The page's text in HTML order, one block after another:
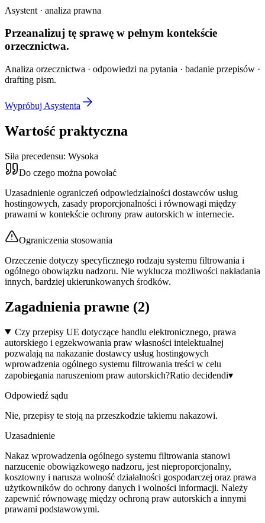
Asystent · analiza prawna
Przeanalizuj tę sprawę w pełnym kontekście
orzecznictwa.
Analiza orzecznictwa · odpowiedzi na pytania · badanie przepisów ·
drafting pism.
Wypróbuj Asystenta
Wartość praktyczna
Siła precedensu: Wysoka
Do czego można powołać
Uzasadnienie ograniczeń odpowiedzialności dostawców usług
hostingowych, zasady proporcjonalności i równowagi między
prawami w kontekście ochrony praw autorskich w internecie.
Ograniczenia stosowania
Orzeczenie dotyczy specyficznego rodzaju systemu filtrowania i
ogólnego obowiązku nadzoru. Nie wyklucza możliwości nakładania
innych, bardziej ukierunkowanych środków.
Zagadnienia prawne (2)
Czy przepisy UE dotyczące handlu elektronicznego, prawa
autorskiego i egzekwowania praw własności intelektualnej
pozwalają na nakazanie dostawcy usług hostingowych
wprowadzenia ogólnego systemu filtrowania treści w celu
zapobiegania naruszeniom praw autorskich?Ratio decidendi▾
Odpowiedź sądu
Nie, przepisy te stoją na przeszkodzie takiemu nakazowi.
Uzasadnienie
Nakaz wprowadzenia ogólnego systemu filtrowania stanowi
narzucenie obowiązkowego nadzoru, jest nieproporcjonalny,
kosztowny i narusza wolność działalności gospodarczej oraz prawa
użytkowników do ochrony danych i wolności informacji. Należy
zapewnić równowagę między ochroną praw autorskich a innymi
prawami podstawowymi.